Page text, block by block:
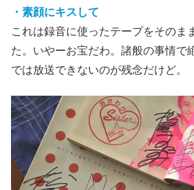
・素顔にキスして
これは録音に使ったテープをそのま
た。いやーお宝だわ。諸般の事情で
では放送できないのが残念だけど。